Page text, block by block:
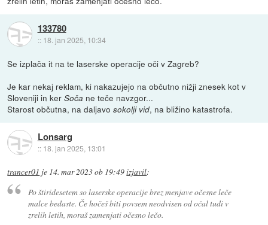
133780
:: 18. jan 2025, 10:34
Se izplača it na te laserske operacije oči v Zagreb?
Je kar nekaj reklam, ki nakazujejo na občutno nižji znesek kot v
Sloveniji in kerSoča ne teče navzgor...
Starost občutna, na daljavosokolji vid, na bližino katastrofa.
Lonsarg
:: 18. jan 2025, 13:01
trancer01 je 14. mar 2023 ob 19:49izjavil:
Po štiridesetem so laserske operacije brez menjave očesne leče
malce bedaste. Če hočeš biti povsem neodvisen od očal tudi v
zrelih letih, moraš zamenjati očesno lečo.